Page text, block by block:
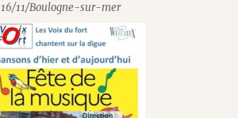
16/11/Boulogne-sur-mer